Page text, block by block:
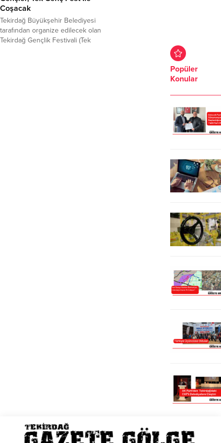
Coşacak
Tekirdağ Büyükşehir Belediyesi
tarafından organize edilecek olan
Tekirdağ Gençlik Festivali (Tek
Popüler
Konular